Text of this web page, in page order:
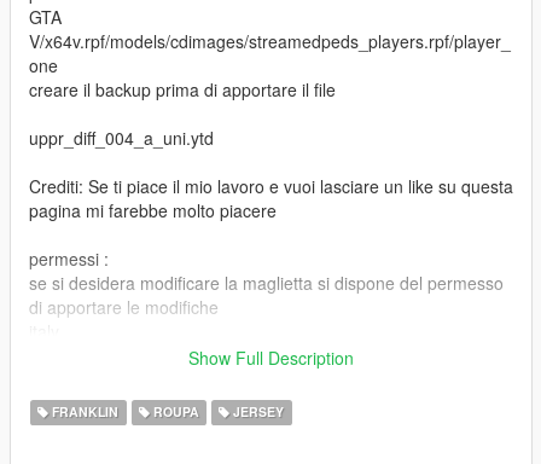
GTA
V/x64v.rpf/models/cdimages/streamedpeds_players.rpf/player_
one
creare il backup prima di apportare il file
uppr_diff_004_a_uni.ytd
Crediti: Se ti piace il mio lavoro e vuoi lasciare un like su questa
pagina mi farebbe molto piacere
permessi :
se si desidera modificare la maglietta si dispone del permesso
di apportare le modifiche
english
Show Full Description
FRANKLIN ROUPA JERSEY